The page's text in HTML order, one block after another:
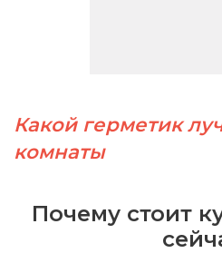
Какой герметик
комнаты
Почему стоит